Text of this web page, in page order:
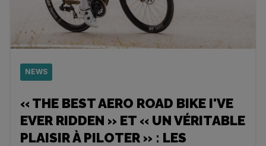
NEWS
« THE BEST AERO ROAD BIKE I'VE
EVER RIDDEN » ET « UN VÉRITABLE
PLAISIR À PILOTER » : LES